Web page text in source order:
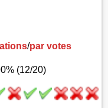
/par votes
(12/20)